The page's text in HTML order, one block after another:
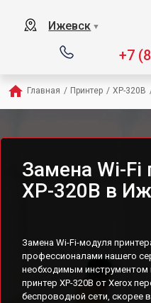
Ижевск ▼
+7
Главная / Принтер / XP-320B
Замена Wi-Fi
XP-320B в
Замена Wi-Fi-модуля
профессионалами нашего
необходимым
принтер XP-320B от Xerox
беспроводной сети, скорее